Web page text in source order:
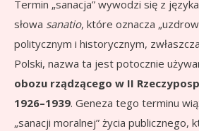
Termin „sanacja” wywodzi się z
słowa sanatio, które oznacza
politycznym i historycznym,
Polski, nazwa ta jest potocznie
obozu rządzącego w II
1926–1939. Geneza tego terminu
„sanacji moralnej” życia publicznego,